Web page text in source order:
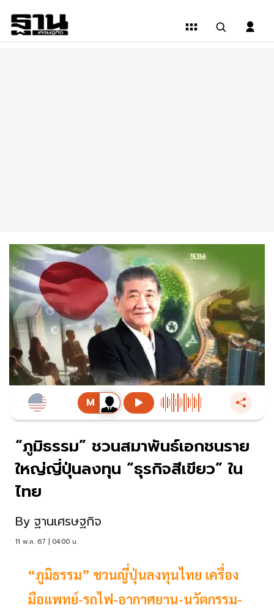
“ภูมิธรรม” ชวนสมาพันธ์เอกชนราย
ใหญ่ญี่ปุ่นลงทุน “ธุรกิจสีเขียว” ใน
ไทย
By ฐานเศรษฐกิจ
11 พ.ค. 67 | 04:00 น.
“ภูมิธรรม” ชวนญี่ปุ่นลงทุนไทย เครื่อง
มือแพทย์-รถไฟ-อากาศยาน-นวัตกรรม-